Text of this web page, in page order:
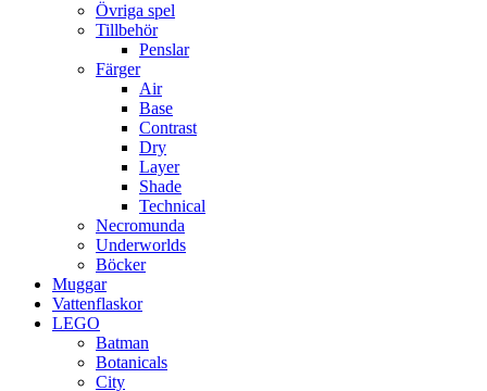
Övriga spel
Tillbehör
Penslar
Färger
Air
Base
Contrast
Dry
Layer
Shade
Technical
Necromunda
Underworlds
Böcker
Muggar
Vattenflaskor
LEGO
Batman
Botanicals
City